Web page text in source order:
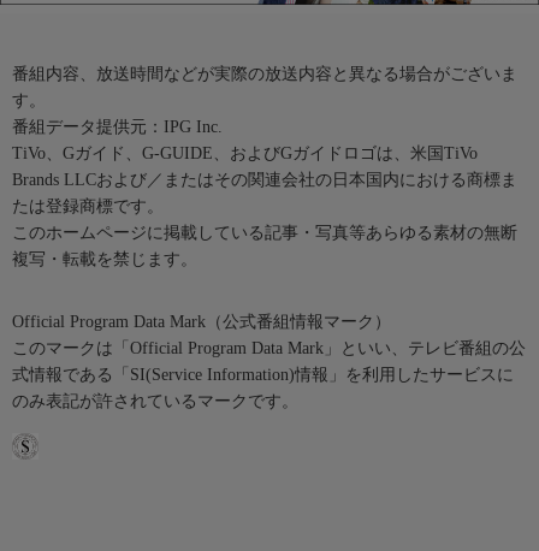
番組内容、放送時間などが実際の放送内容と異なる場合がございま
す。
番組データ提供元：IPG Inc.
TiVo、Gガイド、G-GUIDE、およびGガイドロゴは、米国TiVo
Brands LLCおよび／またはその関連会社の日本国内における商標ま
たは登録商標です。
このホームページに掲載している記事・写真等あらゆる素材の無断
複写・転載を禁じます。
Official Program Data Mark（公式番組情報マーク）
このマークは「Official Program Data Mark」といい、テレビ番組の公
式情報である「SI(Service Information)情報」を利用したサービスに
のみ表記が許されているマークです。